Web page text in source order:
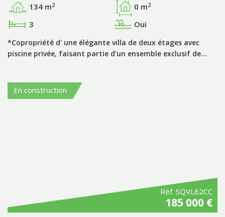
134 m2 0 m2
3 Oui
*Copropriété d' une élégante villa de deux étages avec
piscine privée, faisant partie d’un ensemble exclusif de…
En construction
Réf. SQVL62CC
185 000 €